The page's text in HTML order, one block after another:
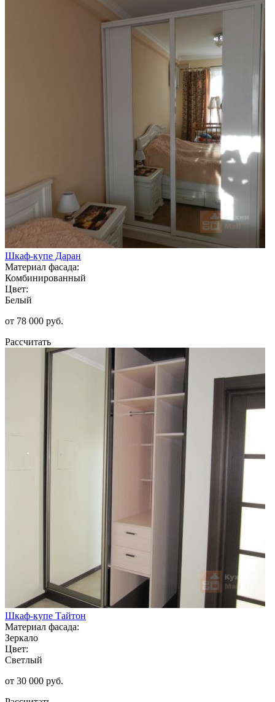
Шкаф-купе Даран
Материал фасада:
Комбинированный
Цвет:
Белый
от 78 000 руб.
Рассчитать
Шкаф-купе Тайтон
Материал фасада:
Зеркало
Цвет:
Светлый
от 30 000 руб.